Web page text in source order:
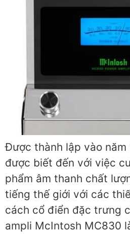
Được thành lập vào năm
được biết đến với việc
phẩm âm thanh chất
tiếng thế giới với các
cách cổ điển đặc trưng
ampli McIntosh MC830